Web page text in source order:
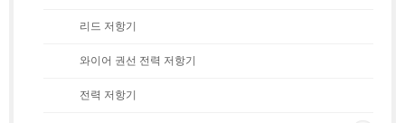
리드 저항기
와이어 권선 전력 저항기
전력 저항기